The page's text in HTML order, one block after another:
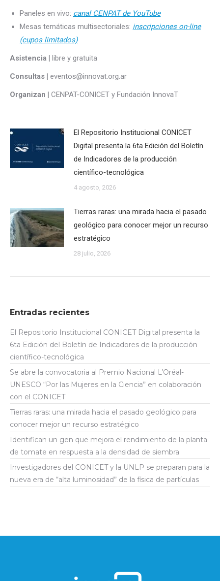
Paneles en vivo: canal CENPAT de YouTube
Mesas temáticas multisectoriales: inscripciones on-line
(cupos limitados)
Asistencia | libre y gratuita
Consultas | eventos@innovat.org.ar
Organizan | CENPAT-CONICET y Fundación InnovaT
El Repositorio Institucional CONICET
Digital presenta la 6ta Edición del Boletín
de Indicadores de la producción
científico-tecnológica
4 agosto, 2026
Tierras raras: una mirada hacia el pasado
geológico para conocer mejor un recurso
estratégico
28 julio, 2026
Entradas recientes
El Repositorio Institucional CONICET Digital presenta la
6ta Edición del Boletín de Indicadores de la producción
científico-tecnológica
Se abre la convocatoria al Premio Nacional L’Oréal-
UNESCO “Por las Mujeres en la Ciencia” en colaboración
con el CONICET
Tierras raras: una mirada hacia el pasado geológico para
conocer mejor un recurso estratégico
Identifican un gen que mejora el rendimiento de la planta
de tomate en respuesta a la densidad de siembra
Investigadores del CONICET y la UNLP se preparan para la
nueva era de “alta luminosidad” de la física de partículas